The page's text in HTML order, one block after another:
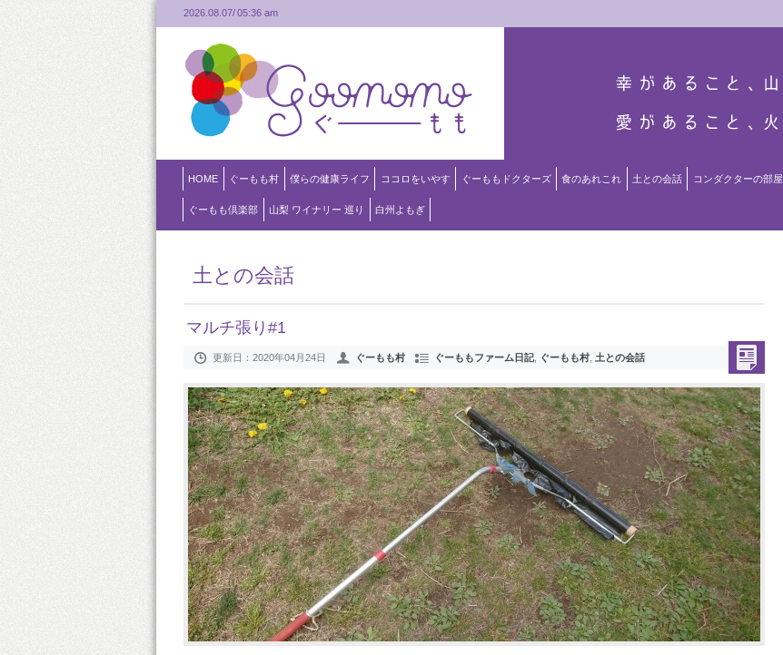
2026.08.07/05:36 am
HOME ぐーもも村 僕らの健康ライフ ココロをいやす ぐーももドクターズ 食のあれこれ 土との会話 コンダクターの部屋
ぐーもも倶楽部 山梨 ワイナリー 巡り 白州よもぎ
土との会話
マルチ張り#1
更新日： 2020年04月24日 ぐーもも村 ぐーももファーム日記, ぐーもも村 土との会話